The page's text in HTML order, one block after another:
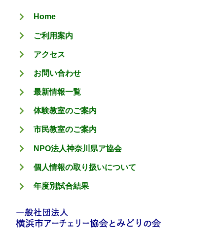
ー
Home
ご利用案内
アクセス
お問い合わせ
最新情報一覧
体験教室のご案内
市民教室のご案内
NPO法人神奈川県ア協会
個人情報の取り扱いについて
年度別試合結果